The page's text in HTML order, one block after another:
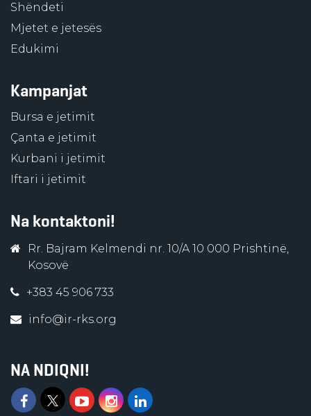
Shëndeti
Mjetet e jetesës
Edukimi
Kampanjat
Bursa e jetimit
Çanta e jetimit
Kurbani i jetimit
Iftari i jetimit
Na kontaktoni!
Rr. Bajram Kelmendi nr. 10/A 10 000 Prishtinë,
Kosovë
+383 45 906 733
info@ir-rks.org
NA NDIQNI!